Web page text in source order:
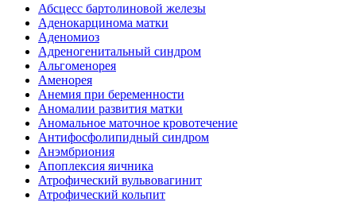
Абсцесс бартолиновой железы
Аденокарцинома матки
Аденомиоз
Адреногенитальный синдром
Альгоменорея
Аменорея
Анемия при беременности
Аномалии развития матки
Аномальное маточное кровотечение
Антифосфолипидный синдром
Анэмбриония
Апоплексия яичника
Атрофический вульвовагинит
Атрофический кольпит